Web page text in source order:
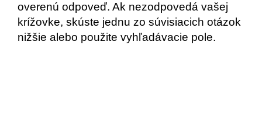
overenú odpoveď. Ak nezodpovedá vašej
krížovke, skúste jednu zo súvisiacich otázok
nižšie alebo použite vyhľadávacie pole.